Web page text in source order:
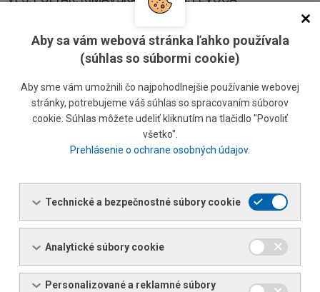
Ing. Mária Vološínová
Regionálny predajca
Tel.:+421 903 720 131
E-mail:maria.volosinova@ferona.sk
Referent predaja
Tel.: +421 55 6802 606
E-mail:silvia.romsakova@ferona.sk
Aby sa vám webová stránka ľahko používala
(súhlas so súbormi cookie)
Aby sme vám umožnili čo najpohodlnejšie používanie webovej
stránky, potrebujeme váš súhlas so spracovaním súborov
cookie. Súhlas môžete udeliť kliknutím na tlačidlo "Povoliť
všetko".
Prehlásenie o ochrane osobných údajov.
Technické a bezpečnostné súbory cookie
Analytické súbory cookie
Personalizované a reklamné súbory